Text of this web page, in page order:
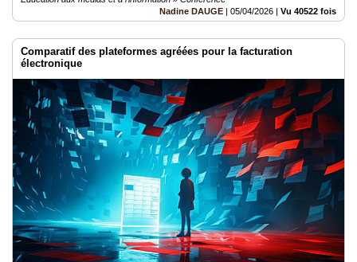
Nadine DAUGE | 05/04/2026 | Vu 40522 fois
Comparatif des plateformes agréées pour la facturation
électronique